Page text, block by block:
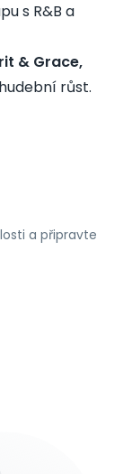
s R&B a
& Grace,
růst.
a připravte